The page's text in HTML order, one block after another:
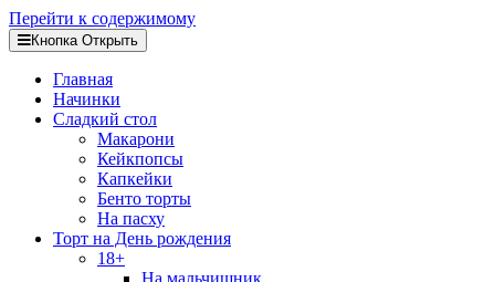
Перейти к содержимому
Кнопка Открыть
Главная
Начинки
Сладкий стол
Макарони
Кейкпопсы
Капкейки
Бенто торты
На пасху
Торт на День рождения
18+
На мальчишник